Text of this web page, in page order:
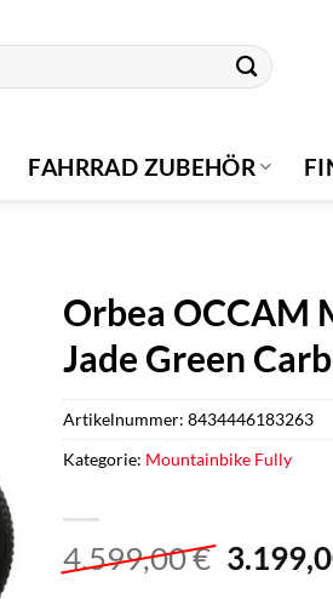
FAHRRAD ZUBEHÖR
Orbea OCCAM
Jade Green
4.599,00€
Artikelnummer: 8434446183263
Kategorie: Mountainbike Fully